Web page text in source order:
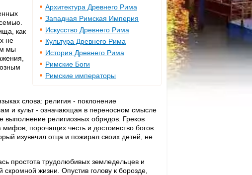
Архитектура Древнего Рима
Западная Римская Империя
Искусство Древнего Рима
Культура Древнего Рима
История Древнего Рима
Римские Боги
Римские императоры
как
не
мы
слова: религия - поклонение
и культ - означающая в переносном смысле
выполнение религиозных обрядов. Греков
порочащих честь и достоинство богов.
изувечил отца и пожирал своих детей, не
простота трудолюбивых земледельцев и
жизни. Опустив голову к борозде,